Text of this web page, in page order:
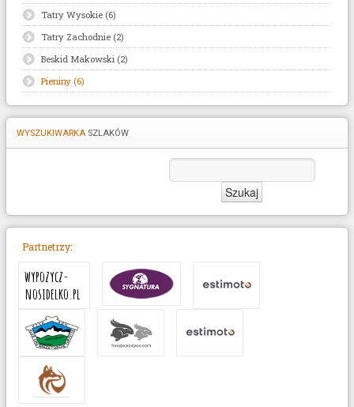
Tatry Wysokie (6)
Tatry Zachodnie (2)
Beskid Makowski (2)
Pieniny (6)
WYSZUKIWARKA SZLAKÓW
Partnetrzy:
wypozycz-
nosidelko.pl